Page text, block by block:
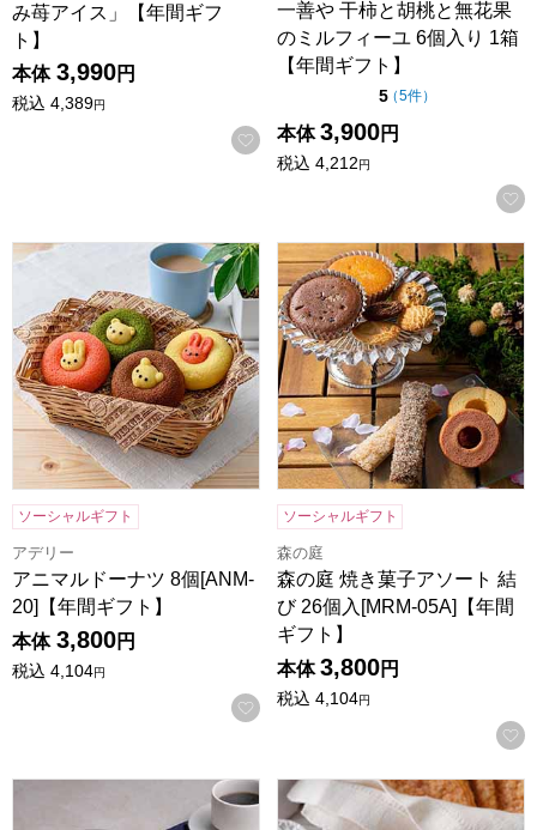
み苺アイス」【年間ギフ
ト】
本体 3,990円
税込 4,389円
お気に入りに登録する
一善や 干柿と胡桃と無花果
のミルフィーユ 6個入り 1箱
【年間ギフト】
5点（5点満点中）
（5件の評価
）
本体 3,900円
税込 4,212円
アニマルドーナツ 8個[ANM-20]【年間ギフト】
ソーシャルギフト
アデリー
アニマルドーナツ 8個[ANM-
20]【年間ギフト】
本体 3,800円
税込 4,104円
お気に入りに登録する
森の庭 焼き菓子アソート 結
ソーシャルギフト
森の庭
森の庭 焼き菓子アソート 結
び 26個入[MRM-05A]【年間
ギフト】
本体 3,800円
税込 4,104円
ホテルオークラスイーツギフトセット 16個[HOS-05A]【年
ホテルニューオータニ リー